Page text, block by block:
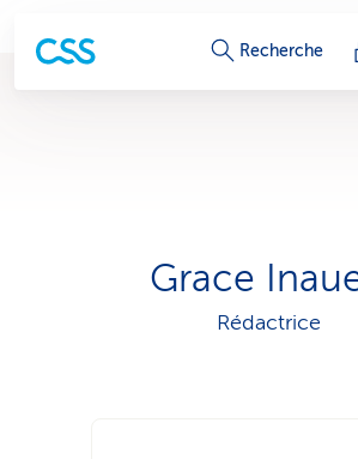
L
d
e
Recherche
Grace
Rédactrice